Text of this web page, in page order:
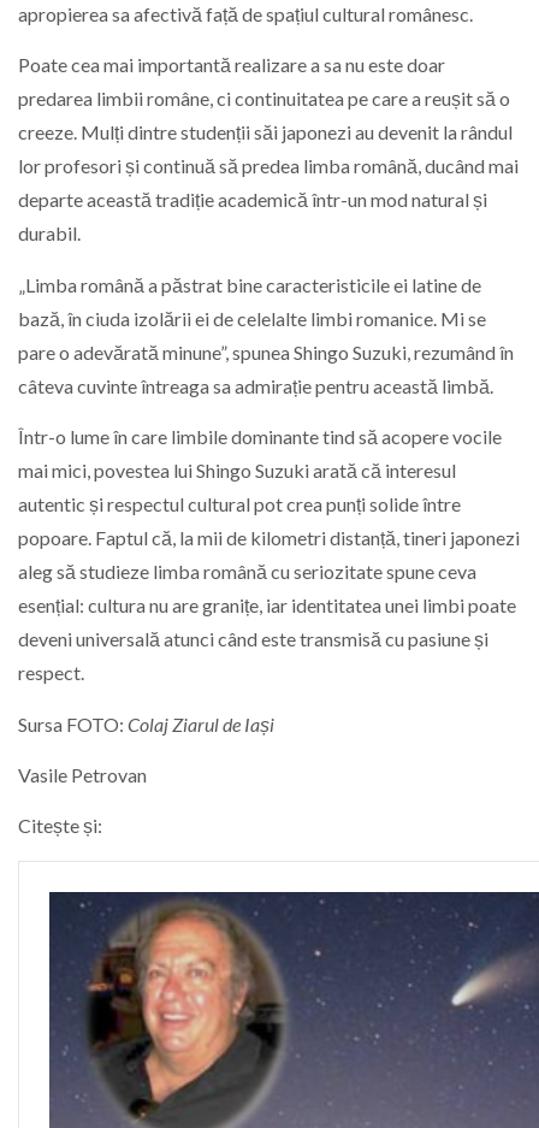
apropierea sa afectivă față de spațiul cultural românesc.
Poate cea mai importantă realizare a sa nu este doar
predarea limbii române, ci continuitatea pe care a reușit să o
creeze. Mulți dintre studenții săi japonezi au devenit la rândul
lor profesori și continuă să predea limba română, ducând mai
departe această tradiție academică într-un mod natural și
durabil.
„Limba română a păstrat bine caracteristicile ei latine de
bază, în ciuda izolării ei de celelalte limbi romanice. Mi se
pare o adevărată minune”, spunea Shingo Suzuki, rezumând în
câteva cuvinte întreaga sa admirație pentru această limbă.
Într-o lume în care limbile dominante tind să acopere vocile
mai mici, povestea lui Shingo Suzuki arată că interesul
autentic și respectul cultural pot crea punți solide între
popoare. Faptul că, la mii de kilometri distanță, tineri japonezi
aleg să studieze limba română cu seriozitate spune ceva
esențial: cultura nu are granițe, iar identitatea unei limbi poate
deveni universală atunci când este transmisă cu pasiune și
respect.
Sursa FOTO: Colaj Ziarul de Iași
Vasile Petrovan
Citește și: